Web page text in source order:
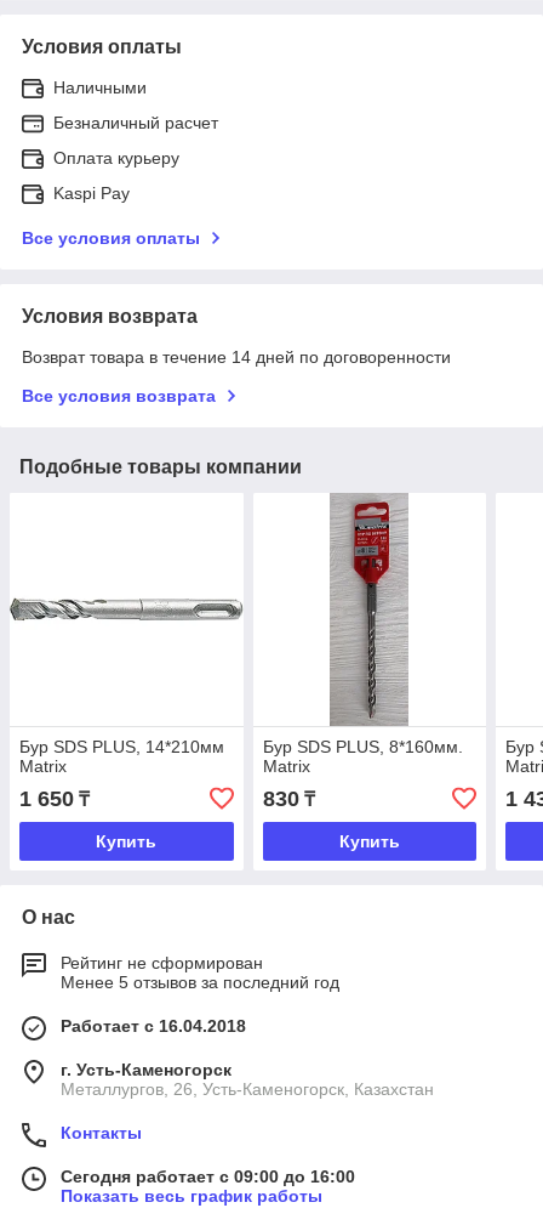
Условия оплаты
Наличными
Безналичный расчет
Оплата курьеру
Kaspi Pay
Все условия оплаты
Условия возврата
Возврат товара в течение 14 дней по договоренности
Все условия возврата
Подобные товары компании
Бур SDS PLUS, 14*210мм
Matrix
1 650 ₸
Купить
Бур SDS PLUS, 8*160мм.
Matrix
830₸
Купить
Бур
1
О нас
Рейтинг не сформирован
Менее 5 отзывов за последний год
Работает с 16.04.2018
г. Усть-Каменогорск
Металлургов, 26, Усть-Каменогорск, Казахстан
Контакты
Сегодня работает с 09:00 до 16:00
Показать весь график работы